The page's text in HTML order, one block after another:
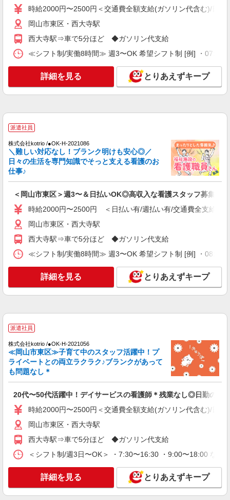
可能♪
時給1350円〜2062円 ＜日払い有/週払い有/交
通費全支給(ガソリン代含む)＞
岡山市東区・西大寺駅
派遣社員
株式会社kotrio /●OK-H-1993604
通費全支給(ガソリン代含む)＞
岡山市東区・西大寺駅
詳細を見る
派遣社員 職業紹介
株式会社リオン
病院における看護助手（ナースエイド）
時給1150円
キープ 詳細を見る
アルバイト パート
アスケア訪問入浴 岡山東 岡山県岡山市東区
西大寺上１丁目４-５セジュールPART2 101号室
詳細を見る
業務委託
SOMPOヘルスサポート株式会社 全支援対応コース
保健師・管理栄養士 特定保健指導
業所一括面談(対面) 1日：10,000円〜14,716円 ・
個別訪問(対面) 1件：4,286円〜5,239円 ・遠隔面
1,000円〜1,429円 ・ICTメール支援 1件：500円
※上記金額に消費税を加えた金額をお支払いいた
します ※交通費・電話代は弊社負担。その他、支
援内容により細則あり。
【活動エリア】岡山県岡山市東区及びその周辺
キープ 詳細を見る
時給2000円〜2500円＜交通費全額支給(ガソリン代含む)/日払
岡山市東区・西大寺駅
西大寺駅⇒車で5分ほど ◆ガソリン代支給
≪シフト制/実働8時間≫ 週3〜OK 希望シフト制 [例] ・
詳細を見る とりあえずキープ
派遣社員
株式会社kotrio /●OK-H-2021086
＼難しい対応なし！ブランク明けも安心◎／
日々の生活を専門知識でそっと支える看護のお
仕事♪
＜岡山市東区＞週3〜＆日払いOK◎高収入な看護スタッフ募集！
時給2000円〜2500円 ＜日払い有/週払い有/交通費全支給(ガ
岡山市東区・西大寺駅
西大寺駅⇒車で5分ほど ◆ガソリン代支給
≪シフト制/実働8時間≫ 週3〜OK 希望シフト制 [例] ・
詳細を見る とりあえずキープ
派遣社員
株式会社kotrio /●OK-H-2021056
≪岡山市東区≫子育て中のスタッフ活躍中！プ
ライベートとの両立ラクラク♪ブランクがあって
も問題なし＊
20代〜50代活躍中！デイサービスの看護師＊残業なし◎日勤のみ
時給2000円〜2500円＜交通費全額支給(ガソリン代含む)/日払
岡山市東区・西大寺駅
西大寺駅⇒車で5分ほど ◆ガソリン代支給
＜シフト制/週3日〜OK＞ ・7:30〜16:30 ・9:00〜18:00 など
詳細を見る とりあえずキープ